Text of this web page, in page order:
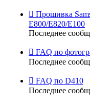
Прошивка
Е800/E820/Е100
Последнее
FAQ по
Последнее
FAQ по D410
Последнее